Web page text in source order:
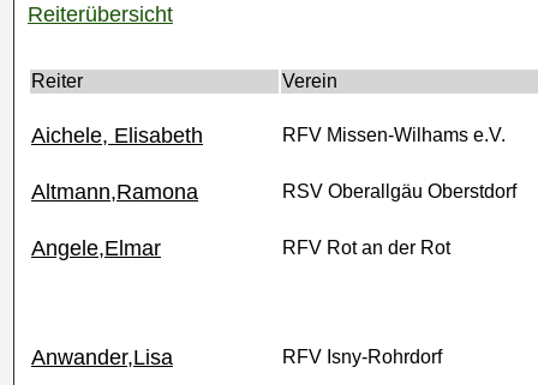
Reiterübersicht
Reiter Verein
Aichele, Elisabeth RFV Missen-Wilhams e.V.
Altmann,Ramona RSV Oberallgäu Oberstdorf
Angele,Elmar RFV Rot an der Rot
Anwander,Lisa RFV Isny-Rohrdorf